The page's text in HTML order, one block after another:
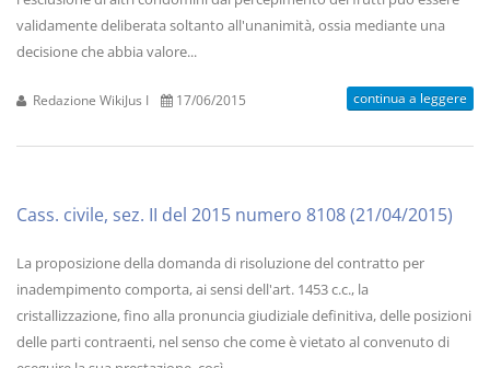
validamente deliberata soltanto all'unanimità, ossia mediante una
decisione che abbia valore...
Redazione WikiJus I 17/06/2015 continua a leggere
Cass. civile, sez. II del 2015 numero 8108 (21/04/2015)
La proposizione della domanda di risoluzione del contratto per
inadempimento comporta, ai sensi dell'art. 1453 c.c., la
cristallizzazione, fino alla pronuncia giudiziale definitiva, delle posizioni
delle parti contraenti, nel senso che come è vietato al convenuto di